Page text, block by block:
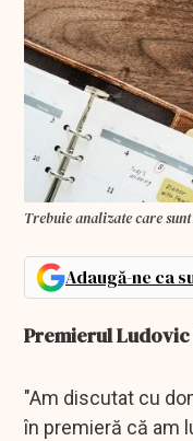
Trebuie analizate care
Adaugă-ne ca
Premierul
"Am discutat cu
în premieră că am